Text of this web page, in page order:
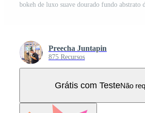
Preecha Juntapin
875 Recursos
Grátis com TesteNão